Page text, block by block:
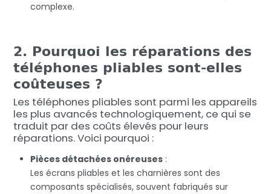
complexe.
2. Pourquoi les réparations des
téléphones pliables sont-elles
coûteuses ?
Les téléphones pliables sont parmi les appareils
les plus avancés technologiquement, ce qui se
traduit par des coûts élevés pour leurs
réparations. Voici pourquoi :
Pièces détachées onéreuses :
Les écrans pliables et les charnières sont des
composants spécialisés, souvent fabriqués sur